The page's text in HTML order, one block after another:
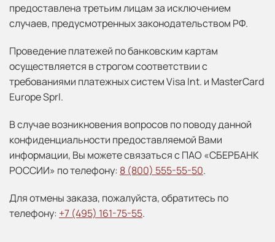
предоставлена третьим лицам за исключением
случаев, предусмотренных законодательством РФ.
Проведение платежей по банковским картам
осуществляется в строгом соответствии с
требованиями платежных систем Visa Int. и MasterCard
Europe Sprl.
В случае возникновения вопросов по поводу данной
конфиденциальности предоставляемой Вами
информации, Вы можете связаться с ПАО «СБЕРБАНК
РОССИИ» по телефону: 8 (800) 555-55-50.
Для отмены заказа, пожалуйста, обратитесь по
телефону: +7 (495) 161-75-55.